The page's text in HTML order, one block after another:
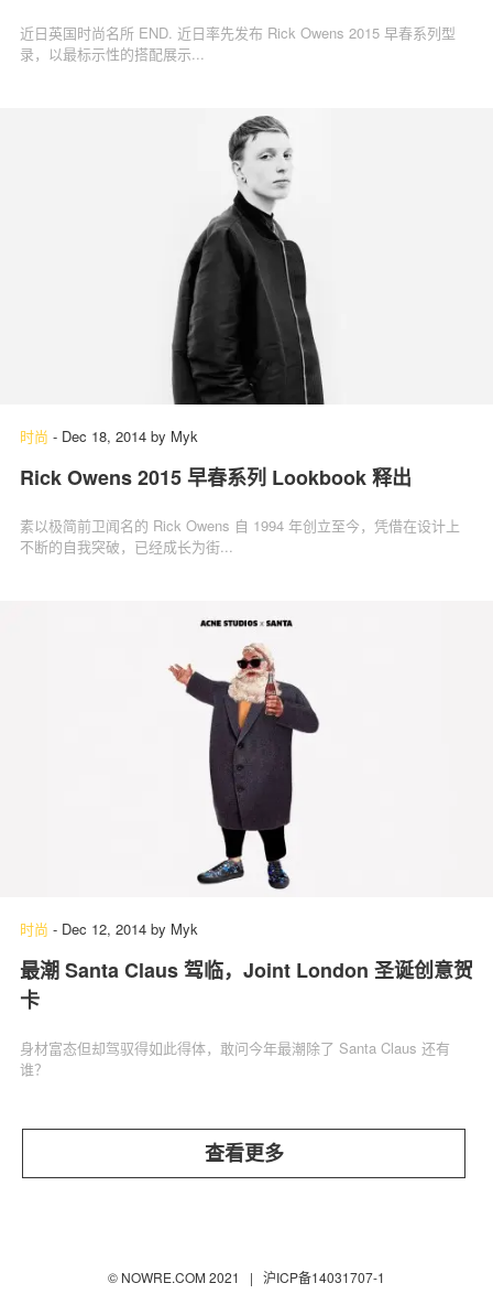
近日英国时尚名所 END. 近日率先发布 Rick Owens 2015 早春系列型
录，以最标示性的搭配展示...
时尚 - Dec 18, 2014 by Myk
Rick Owens 2015 早春系列 Lookbook 释出
素以极简前卫闻名的 Rick Owens 自 1994 年创立至今，凭借在设计上
不断的自我突破，已经成长为街...
时尚 - Dec 12, 2014 by Myk
最潮 Santa Claus 驾临，Joint London 圣诞创意贺
卡
身材富态但却驾驭得如此得体，敢问今年最潮除了 Santa Claus 还有
谁？
查看更多
© NOWRE.COM 2021 | 沪ICP备14031707-1